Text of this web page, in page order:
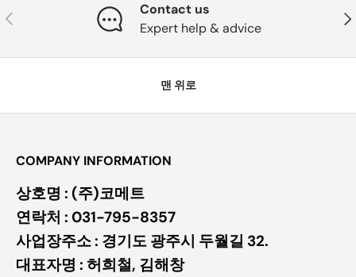
이전의 다
Contact us
Expert help & advice
맨 위로
COMPANY INFORMATION
상호명 : (주)코메트
연락처 : 031-795-8357
사업장주소 : 경기도 광주시 두월길 32.
대표자명 : 허희철, 김해창